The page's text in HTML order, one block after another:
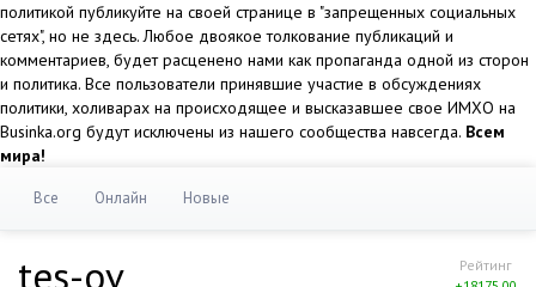
политикой публикуйте на своей странице в "запрещенных социальных
сетях", но не здесь. Любое двоякое толкование публикаций и
комментариев, будет расценено нами как пропаганда одной из сторон
и политика. Все пользователи принявшие участие в обсуждениях
политики, холиварах на происходящее и высказавшее свое ИМХО на
Businka.org будут исключены из нашего сообщества навсегда. Всем
мира!
Все Онлайн Новые
Рейтинг
tes-ov